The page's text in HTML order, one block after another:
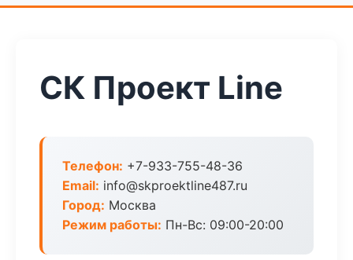
СК Проект Line
Телефон: +7-933-755-48-36
Email: info@skproektline487.ru
Город: Москва
Режим работы: Пн-Вс: 09:00-20:00